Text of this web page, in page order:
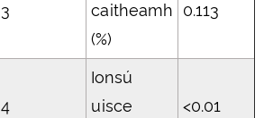
3
caitheamh
(%)
0.113
4
Ionsú
uisce
<0.01